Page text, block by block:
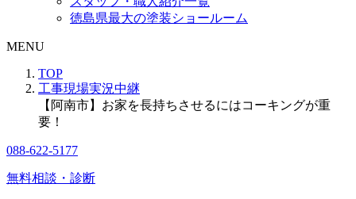
徳島県最大の塗装ショールーム
MENU
TOP
工事現場実況中継
【阿南市】お家を長持ちさせるにはコーキングが重
要！
088-622-5177
無料相談・診断